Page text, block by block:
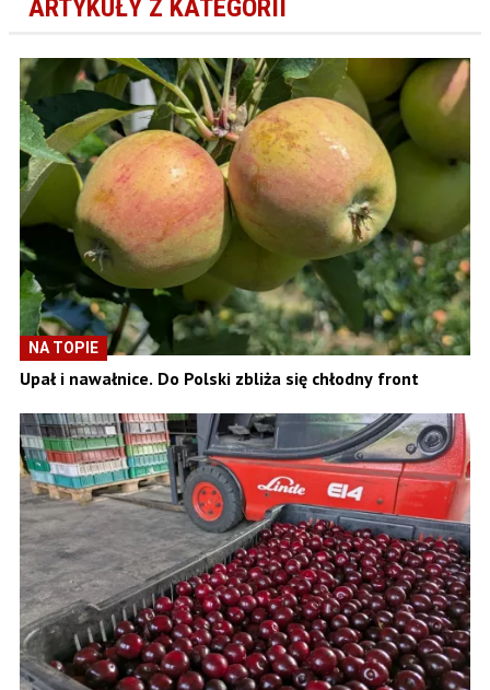
ARTYKUŁY Z KATEGORII
NA TOPIE
Upał i nawałnice. Do Polski zbliża się chłodny front